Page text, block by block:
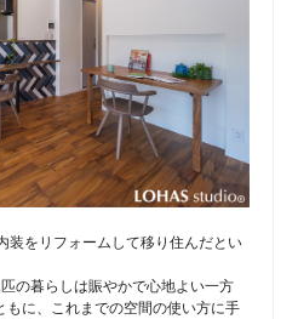
装をリフォームして移り住んだとい
の暮らしは賑やかで心地よい一方
もに、これまでの空間の使い方に手